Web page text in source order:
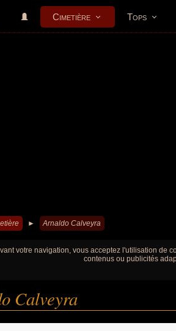
Cimetière Tops
► Arnaldo Calveyra
votre navigation, vous acceptez l'utilisation de
contenus ou publicités
Calveyra